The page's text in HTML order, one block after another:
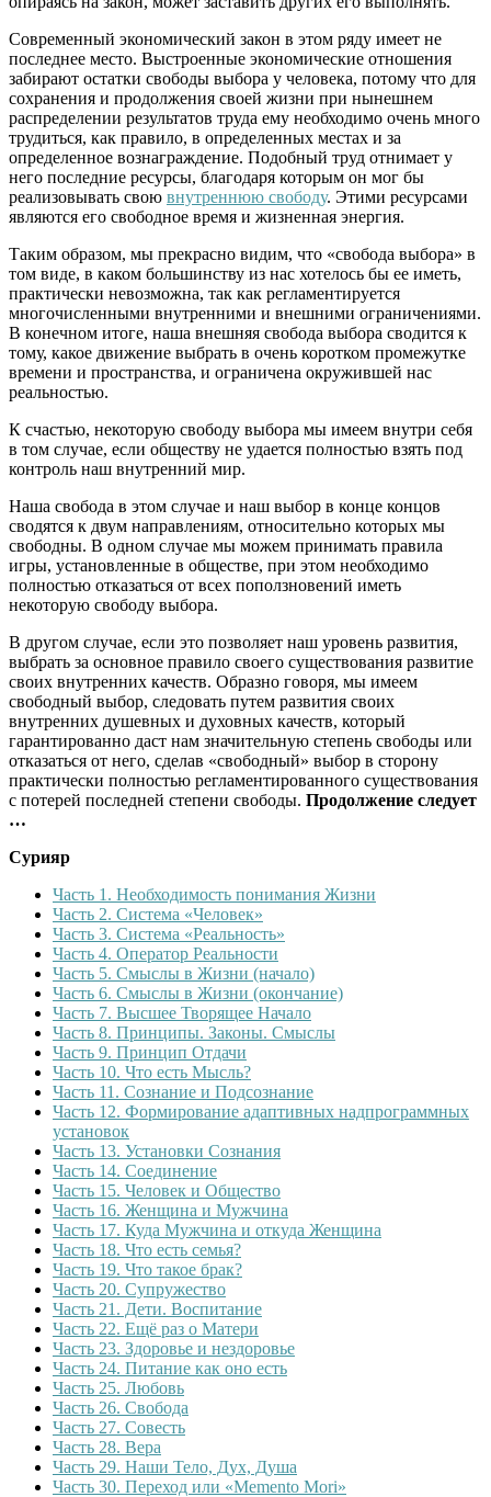
Современный экономический закон в этом ряду имеет не
последнее место. Выстроенные экономические отношения
забирают остатки свободы выбора у человека, потому что для
сохранения и продолжения своей жизни при нынешнем
распределении результатов труда ему необходимо очень много
трудиться, как правило, в определенных местах и за
определенное вознаграждение. Подобный труд отнимает у
него последние ресурсы, благодаря которым он мог бы
реализовывать свою внутреннюю свободу. Этими ресурсами
являются его свободное время и жизненная энергия.
Таким образом, мы прекрасно видим, что «свобода выбора» в
том виде, в каком большинству из нас хотелось бы ее иметь,
практически невозможна, так как регламентируется
многочисленными внутренними и внешними ограничениями.
В конечном итоге, наша внешняя свобода выбора сводится к
тому, какое движение выбрать в очень коротком промежутке
времени и пространства, и ограничена окружившей нас
реальностью.
К счастью, некоторую свободу выбора мы имеем внутри себя
в том случае, если обществу не удается полностью взять под
контроль наш внутренний мир.
Наша свобода в этом случае и наш выбор в конце концов
сводятся к двум направлениям, относительно которых мы
свободны. В одном случае мы можем принимать правила
игры, установленные в обществе, при этом необходимо
полностью отказаться от всех поползновений иметь
некоторую свободу выбора.
В другом случае, если это позволяет наш уровень развития,
выбрать за основное правило своего существования развитие
своих внутренних качеств. Образно говоря, мы имеем
свободный выбор, следовать путем развития своих
внутренних душевных и духовных качеств, который
гарантированно даст нам значительную степень свободы или
отказаться от него, сделав «свободный» выбор в сторону
практически полностью регламентированного существования
с потерей последней степени свободы. Продолжение следует
…
Сурияр
Часть 1. Необходимость понимания Жизни
Часть 2. Система «Человек»
Часть 3. Система «Реальность»
Часть 4. Оператор Реальности
Часть 5. Смыслы в Жизни (начало)
Часть 6. Смыслы в Жизни (окончание)
Часть 7. Высшее Творящее Начало
Часть 8. Принципы. Законы. Смыслы
Часть 9. Принцип Отдачи
Часть 10. Что есть Мысль?
Часть 11. Сознание и Подсознание
Часть 12. Формирование адаптивных надпрограммных
установок
Часть 13. Установки Сознания
Часть 14. Соединение
Часть 15. Человек и Общество
Часть 16. Женщина и Мужчина
Часть 17. Куда Мужчина и откуда Женщина
Часть 18. Что есть семья?
Часть 19. Что такое брак?
Часть 20. Супружество
Часть 21. Дети. Воспитание
Часть 22. Ещё раз о Матери
Часть 23. Здоровье и нездоровье
Часть 24. Питание как оно есть
Часть 25. Любовь
Часть 26. Свобода
Часть 27. Совесть
Часть 28. Вера
Часть 29. Наши Тело, Дух, Душа
Часть 30. Переход или «Memento Mori»